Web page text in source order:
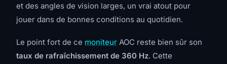
et des angles de vision larges, un vrai atout pour
jouer dans de bonnes conditions au quotidien.
Le point fort de ce moniteur AOC reste bien sûr son
taux de rafraîchissement de 360 Hz. Cette